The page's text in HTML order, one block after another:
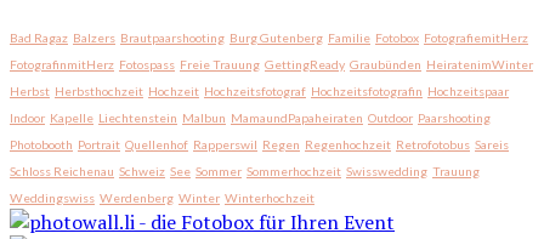
Bad Ragaz Balzers Brautpaarshooting Burg Gutenberg Familie Fotobox FotografiemitHerz
FotografinmitHerz Fotospass Freie Trauung GettingReady Graubünden HeiratenimWinter
Herbst Herbsthochzeit Hochzeit Hochzeitsfotograf Hochzeitsfotografin Hochzeitspaar
Indoor Kapelle Liechtenstein Malbun MamaundPapaheiraten Outdoor Paarshooting
Photobooth Portrait Quellenhof Rapperswil Regen Regenhochzeit Retrofotobus Sareis
Schloss Reichenau Schweiz See Sommer Sommerhochzeit Swisswedding Trauung
Weddingswiss Werdenberg Winter Winterhochzeit